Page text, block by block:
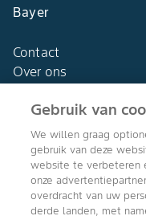
Bayer
Contact
Over ons
Agro
Gebruik van
We willen graag
gebruik van deze
website te verbeteren
onze
overdracht van uw
derde landen, met